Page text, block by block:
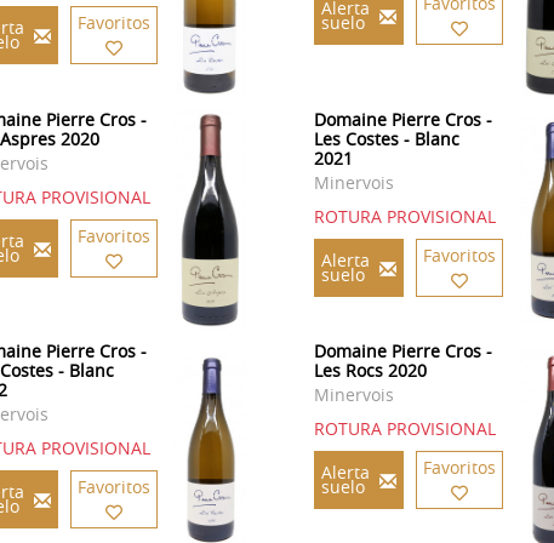
Favoritos
Alerta
suelo
Pierre Cros -
2020
PROVISIONAL
Favoritos
Domaine Pierre Cros -
Les Costes - Blanc
2021
Minervois
ROTURA PROVISIONAL
Alerta
suelo
Favoritos
Pierre Cros -
- Blanc
PROVISIONAL
Favoritos
Domaine Pierre Cros -
Les Rocs 2020
Minervois
ROTURA PROVISIONAL
Alerta
suelo
Favoritos